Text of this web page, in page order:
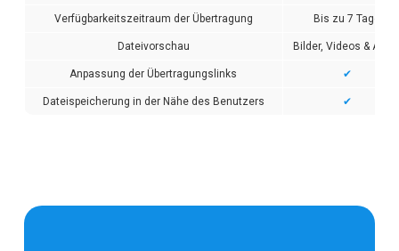
Verfügbarkeitszeitraum der Übertragung Bis zu 7 Tage
Dateivorschau Bilder, Videos &
Anpassung der Übertragungslinks ✔
Dateispeicherung in der Nähe des Benutzers ✔